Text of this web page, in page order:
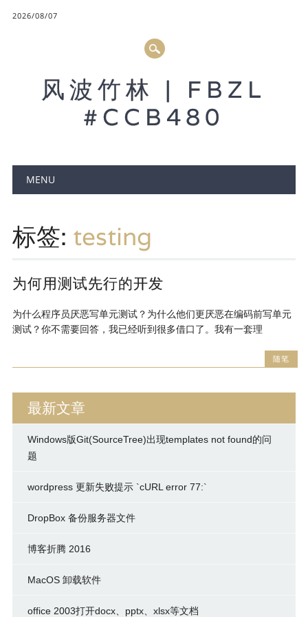
2026/08/07
风波竹林 | FBZL
#CCB480
Main menu
MENU
标签: testing
为何用测试先行的开发
为什么程序员厌恶写单元测试？为什么他们更厌恶在编码前写单元
测试？你不需要回答，我已经听到很多借口了。我有一套理
随笔
最新文章
Windows版Git(SourceTree)出现templates not found的问
题
wordpress 更新失败提示 `cURL error 77:`
DropBox 备份服务器文件
博客折腾 2016
MacOS 卸载软件
office 2003打开docx、pptx、xlsx等文档